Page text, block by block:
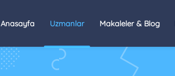
Anasayfa Uzmanlar Makaleler & Blog